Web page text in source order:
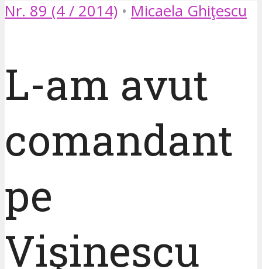
Nr. 89 (4 / 2014) • Micaela Ghiţescu
L-am avut
comandant
pe
Vişinescu